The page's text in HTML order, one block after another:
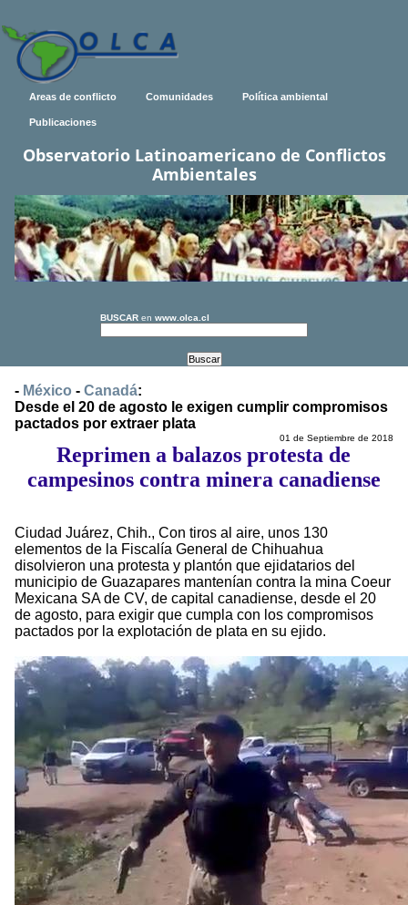
Areas de conflicto Comunidades Política ambiental
Publicaciones
Observatorio Latinoamericano de Conflictos
Ambientales
BUSCAR en www.olca.cl
- México - Canadá:
Desde el 20 de agosto le exigen cumplir compromisos
pactados por extraer plata
01 de Septiembre de 2018
Reprimen a balazos protesta de
campesinos contra minera canadiense
Ciudad Juárez, Chih., Con tiros al aire, unos 130
elementos de la Fiscalía General de Chihuahua
disolvieron una protesta y plantón que ejidatarios del
municipio de Guazapares mantenían contra la mina Coeur
Mexicana SA de CV, de capital canadiense, desde el 20
de agosto, para exigir que cumpla con los compromisos
pactados por la explotación de plata en su ejido.